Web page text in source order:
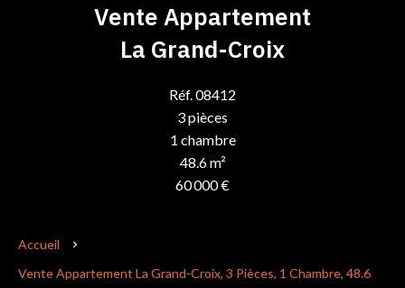
Vente Appartement
La Grand-Croix
Réf. 08412
3 pièces
1 chambre
48.6 m²
60 000 €
Accueil
Vente Appartement La Grand-Croix, 3 Pièces, 1 Chambre, 48.6